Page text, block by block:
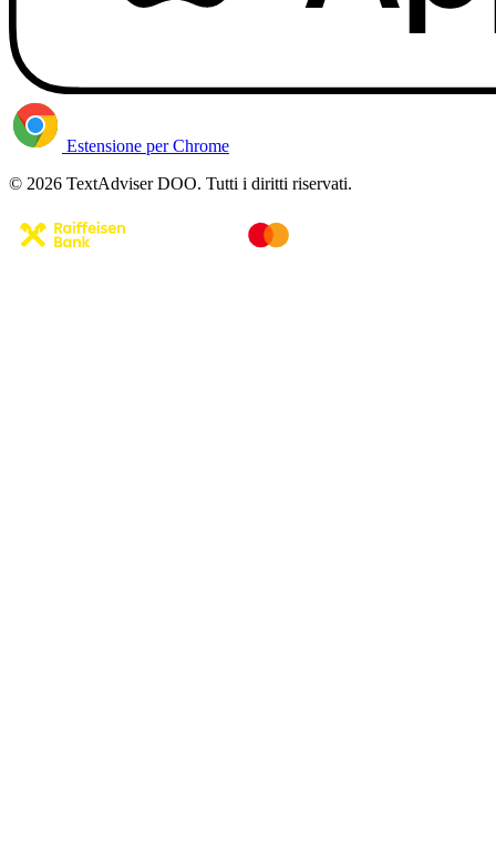
Estensione per Chrome
© 2026 TextAdviser DOO. Tutti i diritti riservati.